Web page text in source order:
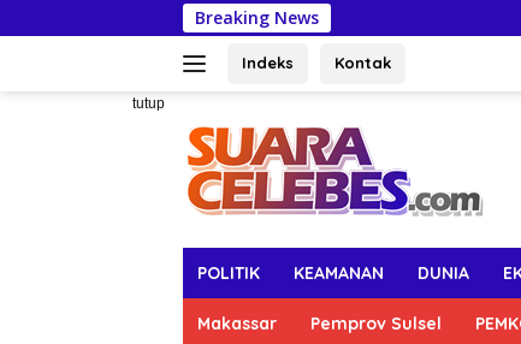
ke
Breaking News
Indeks Kontak
tutup
POLITIK KEAMANAN DUNIA
Makassar Pemprov Sulsel